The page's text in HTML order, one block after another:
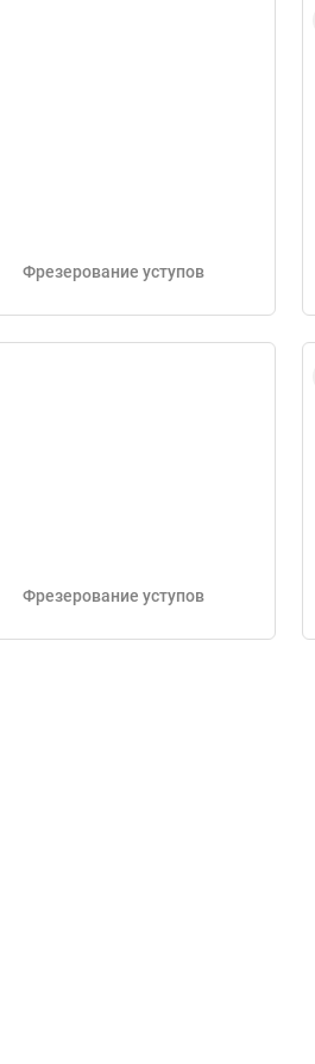
Фрезерование уступов
Фрезерование уступов